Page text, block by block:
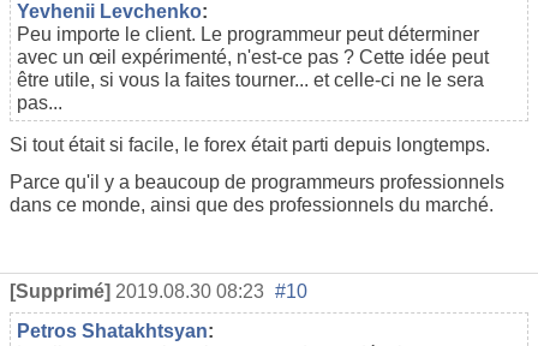
Yevhenii Levchenko:
Peu importe le client. Le programmeur peut déterminer
avec un œil expérimenté, n'est-ce pas ? Cette idée peut
être utile, si vous la faites tourner... et celle-ci ne le sera
pas...
Si tout était si facile, le forex était parti depuis longtemps.
Parce qu'il y a beaucoup de programmeurs professionnels
dans ce monde, ainsi que des professionnels du marché.
[Supprimé] 2019.08.30 08:23 #10
Petros Shatakhtsyan: